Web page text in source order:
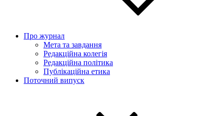
Про журнал
Мета та завдання
Редакційна колегія
Редакційна політика
Публікаційна етика
Поточний випуск